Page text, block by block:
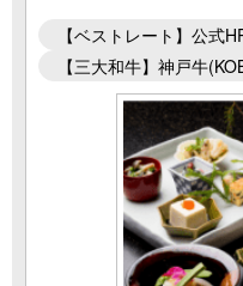
【ベストレート】公式
【三大和牛】神戸牛